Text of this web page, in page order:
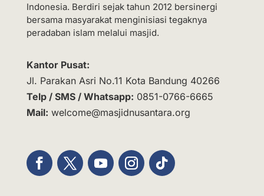
Indonesia. Berdiri sejak tahun 2012 bersinergi
bersama masyarakat menginisiasi tegaknya
peradaban islam melalui masjid.
Kantor Pusat:
Jl. Parakan Asri No.11 Kota Bandung 40266
Telp / SMS / Whatsapp: 0851-0766-6665
Mail: welcome@masjidnusantara.org